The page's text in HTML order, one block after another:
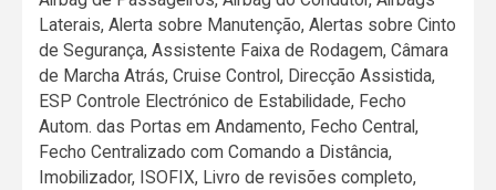
Laterais, Alerta sobre Manutenção, Alertas sobre Cinto
de Segurança, Assistente Faixa de Rodagem, Câmara
de Marcha Atrás, Cruise Control, Direcção Assistida,
ESP Controle Electrónico de Estabilidade, Fecho
Autom. das Portas em Andamento, Fecho Central,
Fecho Centralizado com Comando a Distância,
Imobilizador, ISOFIX, Livro de revisões completo,